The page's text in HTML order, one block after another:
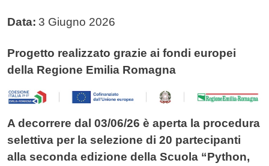
Data: 3 Giugno 2026
Testo avviso
Progetto realizzato grazie ai fondi europei
della Regione Emilia Romagna
A decorrere dal 03/06/26 è aperta la procedura
selettiva per la selezione di 20 partecipanti
alla seconda edizione della Scuola “Python,